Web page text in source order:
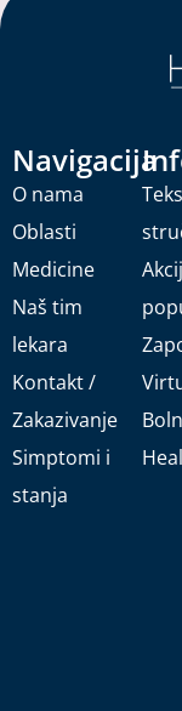
Navigacija
O nama
Oblasti
Medicine
Naš tim
lekara
Kontakt /
Zakazivanje
Simptomi i
stanja